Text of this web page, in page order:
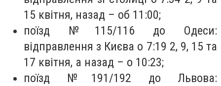
15 квітня, назад – об 11:00;
поїзд №115/116 до Одеси:
відправлення з Києва о 7:19 2, 9, 15 та
17 квітня, а назад – о 10:23;
поїзд №191/192 до Львова: